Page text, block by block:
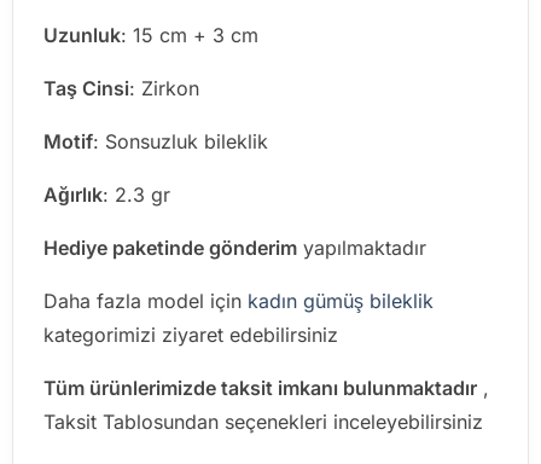
Uzunluk: 15 cm + 3 cm
Taş Cinsi: Zirkon
Motif: Sonsuzluk bileklik
Ağırlık: 2.3 gr
Hediye paketinde gönderimyapılmaktadır
Daha fazla model için kadın gümüş bileklik
kategorimizi ziyaret edebilirsiniz
Tüm ürünlerimizde taksit imkanı bulunmaktadır,
Taksit Tablosundan seçenekleri inceleyebilirsiniz